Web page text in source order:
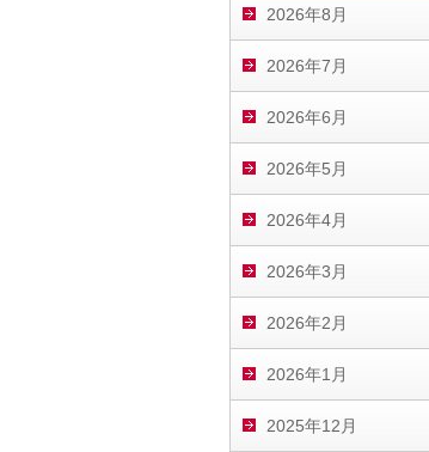
2026年8月
2026年7月
2026年6月
2026年5月
2026年4月
2026年3月
2026年2月
2026年1月
2025年12月